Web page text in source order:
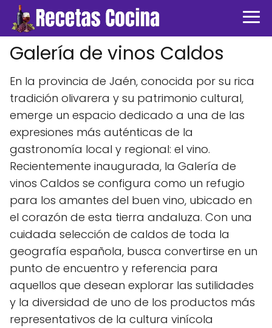
Galería de vinos Caldos
En la provincia de Jaén, conocida por su rica
tradición olivarera y su patrimonio cultural,
emerge un espacio dedicado a una de las
expresiones más auténticas de la
gastronomía local y regional: el vino.
Recientemente inaugurada, la Galería de
vinos Caldos se configura como un refugio
para los amantes del buen vino, ubicado en
el corazón de esta tierra andaluza. Con una
cuidada selección de caldos de toda la
geografía española, busca convertirse en un
punto de encuentro y referencia para
aquellos que desean explorar las sutilidades
y la diversidad de uno de los productos más
representativos de la cultura vinícola